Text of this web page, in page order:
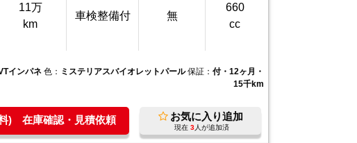
11万
km
車検整備付 無
660
cc
インパネ 色： ミステリアスバイオレットパール 保証： 付・12ヶ月・
15千km
) 在庫確認・見積依頼 お気に入り追加
現在 3人が追加済